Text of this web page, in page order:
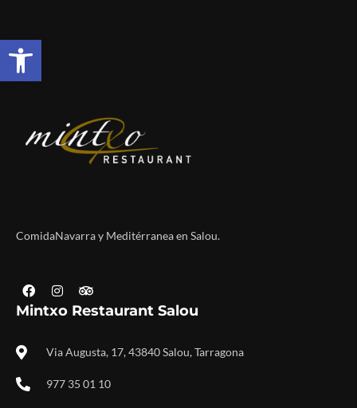
Abrir barra de herramientas
ComidaNavarra y Meditérranea en Salou.
Mintxo Restaurant Salou
Via Augusta, 17, 43840 Salou, Tarragona
977 35 01 10